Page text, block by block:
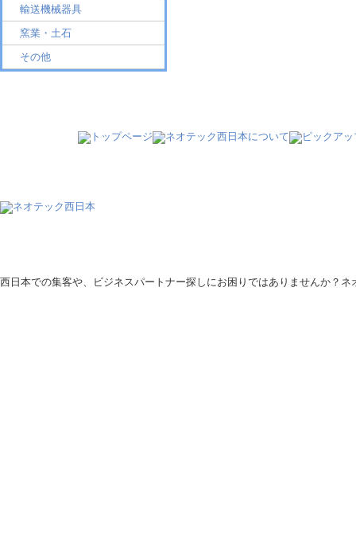
輸送機械器具
窯業・土石
その他
西日本での集客や、ビジネスパートナー探しにお困りではありませんか？